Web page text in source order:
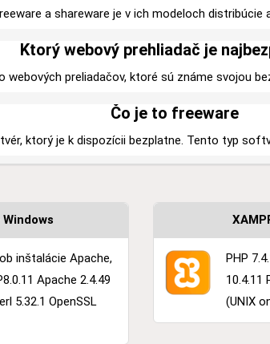
a shareware je v ich modeloch distribúcie
Ktorý webový prehliadač je
webových preliadačov, ktoré sú známe svojou
Čo je to freeware
ktorý je k dispozícii bezplatne. Tento typ
inštalácie Apache,
Apache 2.4.49
5.32.1 OpenSSL
PHP
10.4.11
(UNIX